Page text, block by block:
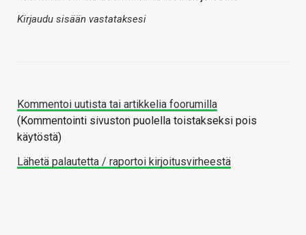
Kirjaudu sisään vastataksesi
Kommentoi uutista tai artikkelia foorumilla
(Kommentointi sivuston puolella toistakseksi pois
käytöstä)
Lähetä palautetta / raportoi kirjoitusvirheestä